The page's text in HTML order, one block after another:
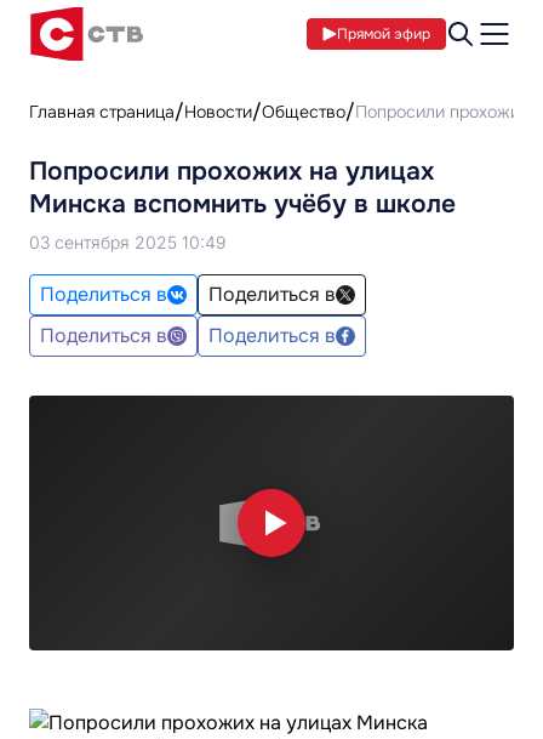
Прямой эфир
Главная страница Новости Общество Попросили прохожих
Попросили прохожих на улицах
Минска вспомнить учёбу в школе
03 сентября 2025 10:49
Поделиться в
Поделиться в
Поделиться в
Поделиться в